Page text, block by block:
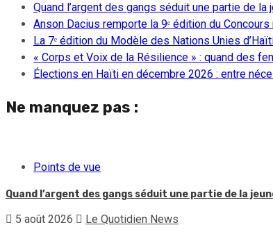
Quand l’argent des gangs séduit une partie de
Anson Dacius remporte la 9ᵉ édition du
La 7ᵉ édition du Modèle des Nations Unies
« Corps et Voix de la Résilience » : quand des
Élections en Haïti en décembre 2026 : entre
Ne manquez pas :
Points de vue
Quand l’argent des gangs séduit une partie de la
5 août 2026 Le Quotidien News